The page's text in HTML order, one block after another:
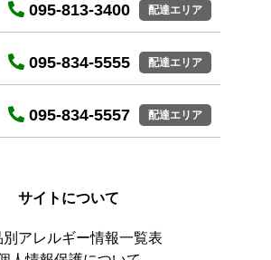
095-813-3400 配達エリア
095-834-5555 配達エリア
095-834-5557 配達エリア
サイトについて
別アレルギー情報一覧表